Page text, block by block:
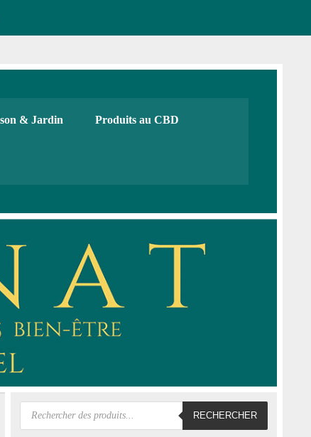
français Bio
& Jardin Produits au CBD
Recherche
produits
RECHERCHER